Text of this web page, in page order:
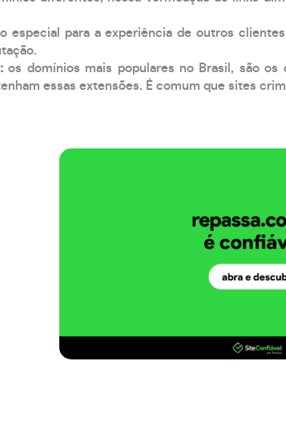
especial para a experiência de outros
os domínios mais populares no Brasil, são
essas extensões. É comum que sites